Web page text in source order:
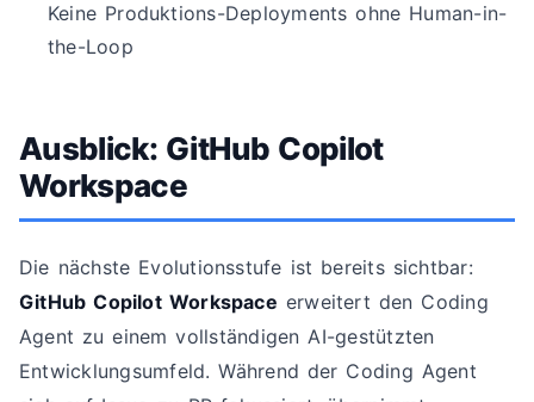
Keine Produktions-Deployments ohne Human-in-
the-Loop
Ausblick: GitHub Copilot
Workspace
Die nächste Evolutionsstufe ist bereits sichtbar:
GitHub Copilot Workspace erweitert den Coding
Agent zu einem vollständigen AI-gestützten
Entwicklungsumfeld. Während der Coding Agent